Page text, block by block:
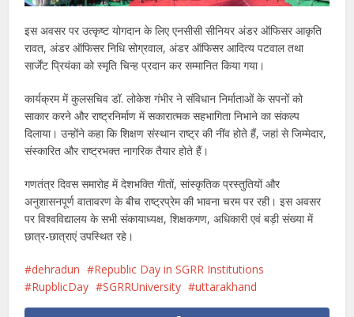
इस अवसर पर उत्कृष्ट योगदान के लिए एनसीसी सीनियर अंडर ऑफिसर आकृति
रावत, अंडर ऑफिसर निधि सोग्रवाल, अंडर ऑफिसर आदित्य पटवाल तथा
सार्जेंट प्रियंका को स्मृति चिन्ह प्रदान कर सम्मानित किया गया।
कार्यक्रम में कुलसचिव डॉ. लोकेश गंभीर ने संविधान निर्माताओं के सपनों को
साकार करने और राष्ट्रनिर्माण में सकारात्मक सहभागिता निभाने का संकल्प
दिलाया। उन्होंने कहा कि शिक्षण संस्थान राष्ट्र की नींव होते हैं, जहां से जिम्मेदार,
संस्कारित और राष्ट्रभक्त नागरिक तैयार होते हैं।
गणतंत्र दिवस समारोह में देशभक्ति गीतों, सांस्कृतिक प्रस्तुतियों और
अनुशासनपूर्ण वातावरण के बीच राष्ट्रप्रेम की भावना चरम पर रही। इस अवसर
पर विश्वविद्यालय के सभी संकायाध्यक्ष, शिक्षकगण, अधिकारी एवं बड़ी संख्या में
छात्र-छात्राएं उपस्थित रहे।
dehradun
Republic Day in SGRR Institutions
RupblicDay
SGRRUniversity uttarakhand